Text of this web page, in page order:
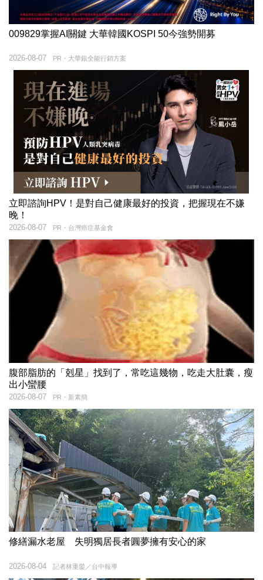
009829掌握AI關鍵 大華韓國KOSPI 50今強勢開募
PR・大華銀全能行銷方案
2026-08-07
立即諮詢HPV！是對自己健康最好的投資，把握現在不嫌
晚！
PR・台灣癌症基金會
2026-08-07
腹部脂肪的「剋星」找到了，常吃這幾物，吃走大肚囊，瘦
出小蠻腰
PR・新素簡
2026-08-07
修繕漏水老屋 失明獨居長者圓夢擁有安心的家
記者林重鎣／台中報導
2026-08-04